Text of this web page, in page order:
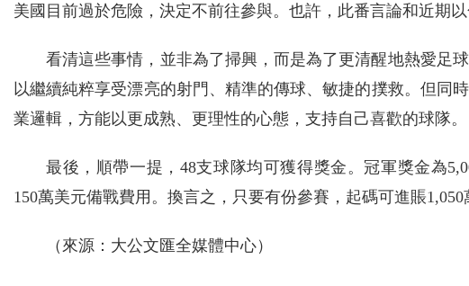
美國目前過於危險，決定不前往參與。也許，此番言論和近期
看清這些事情，並非為了掃興，而是為了更清醒地熱愛足
以繼續純粹享受漂亮的射門、精準的傳球、敏捷的撲救。但同
業邏輯，方能以更成熟、更理性的心態，支持自己喜歡的球隊。
最後，順帶一提，48支球隊均可獲得獎金。冠軍獎金為
150萬美元備戰費用。換言之，只要有份參賽，起碼可進賬1,050
（來源：大公文匯全媒體中心）